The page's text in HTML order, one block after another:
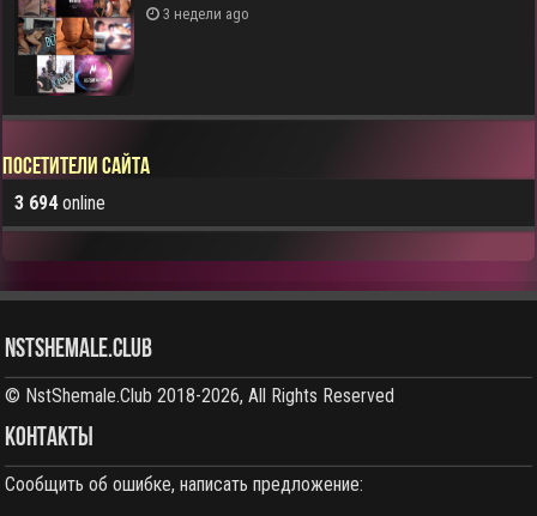
3 недели ago
Посетители сайта
3 694online
NstShemale.Club
© NstShemale.Club 2018-2026, All Rights Reserved
КОНТАКТЫ
Сообщить об ошибке, написать предложение: